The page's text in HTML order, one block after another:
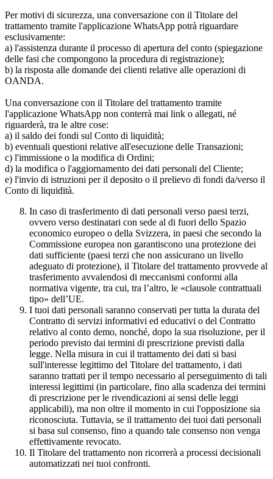
Per motivi di sicurezza, una conversazione con il Titolare del
trattamento tramite l'applicazione WhatsApp potrà riguardare
esclusivamente:
a) l'assistenza durante il processo di apertura del conto (spiegazione
delle fasi che compongono la procedura di registrazione);
b) la risposta alle domande dei clienti relative alle operazioni di
OANDA.
Una conversazione con il Titolare del trattamento tramite
l'applicazione WhatsApp non conterrà mai link o allegati, né
riguarderà, tra le altre cose:
a) il saldo dei fondi sul Conto di liquidità;
b) eventuali questioni relative all'esecuzione delle Transazioni;
c) l'immissione o la modifica di Ordini;
d) la modifica o l'aggiornamento dei dati personali del Cliente;
e) l'invio di istruzioni per il deposito o il prelievo di fondi da/verso il
Conto di liquidità.
In caso di trasferimento di dati personali verso paesi terzi,
ovvero verso destinatari con sede al di fuori dello Spazio
economico europeo o della Svizzera, in paesi che secondo la
Commissione europea non garantiscono una protezione dei
dati sufficiente (paesi terzi che non assicurano un livello
adeguato di protezione), il Titolare del trattamento provvede al
trasferimento avvalendosi di meccanismi conformi alla
normativa vigente, tra cui, tra l’altro, le «clausole contrattuali
tipo» dell’UE.
I tuoi dati personali saranno conservati per tutta la durata del
Contratto di servizi informativi ed educativi o del Contratto
relativo al conto demo, nonché, dopo la sua risoluzione, per il
periodo previsto dai termini di prescrizione previsti dalla
legge. Nella misura in cui il trattamento dei dati si basi
sull'interesse legittimo del Titolare del trattamento, i dati
saranno trattati per il tempo necessario al perseguimento di tali
interessi legittimi (in particolare, fino alla scadenza dei termini
di prescrizione per le rivendicazioni ai sensi delle leggi
applicabili), ma non oltre il momento in cui l'opposizione sia
riconosciuta. Tuttavia, se il trattamento dei tuoi dati personali
si basa sul consenso, fino a quando tale consenso non venga
effettivamente revocato.
Il Titolare del trattamento non ricorrerà a processi decisionali
automatizzati nei tuoi confronti.